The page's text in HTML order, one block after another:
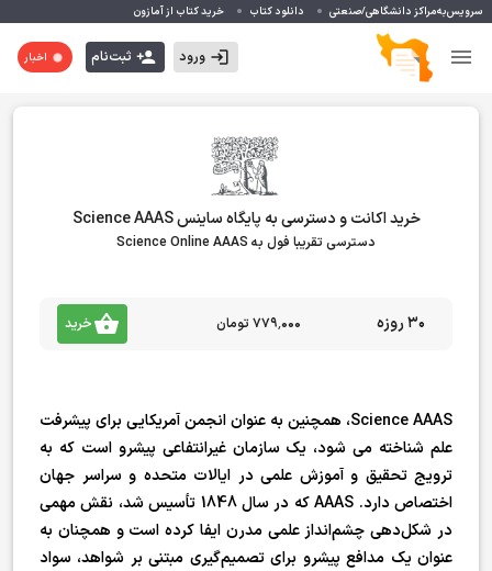
سرویس‌به‌مراکز دانشگاهی/صنعتی دانلود کتاب خرید کتاب از آمازون
ورود ثبت‌نام اخبار
خرید اکانت و دسترسی به پایگاه ساینس Science AAAS
دسترسی تقریبا فول به Science Online AAAS
30 روزه ۷۷۹٬۰۰۰ تومان خرید
Science AAAS، همچنین به عنوان انجمن آمریکایی برای پیشرفت
علم شناخته می شود، یک سازمان غیرانتفاعی پیشرو است که به
ترویج تحقیق و آموزش علمی در ایالات متحده و سراسر جهان
اختصاص دارد. AAAS که در سال 1848 تأسیس شد، نقش مهمی
در شکل‌دهی چشم‌انداز علمی مدرن ایفا کرده است و همچنان به
عنوان یک مدافع پیشرو برای تصمیم‌گیری مبتنی بر شواهد، سواد